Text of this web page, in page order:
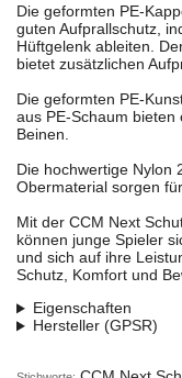
Die geformten PE-
guten Aufprallschutz,
Hüftgelenk ableiten.
bietet zusätzlichen
Die geformten PE-
aus PE-Schaum bieten
Beinen.
Die hochwertige Nylon
Obermaterial sorgen
Mit der CCM Next
können junge Spieler
und sich auf ihre
Schutz, Komfort und
Eigenschaften
Hersteller (GPSR)